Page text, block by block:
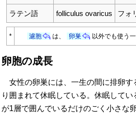
ラテン語 folliculus ovaricus フォ
* 濾胞 は、 卵巣 以外でも使う
卵胞の成長
女性の卵巣には、一生の間に排卵す
り囲まれて休眠している。休眠して
が1層で囲んでいるだけのごく小さな卵